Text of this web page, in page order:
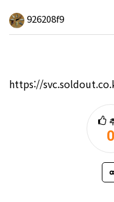
926208f9
https://
0